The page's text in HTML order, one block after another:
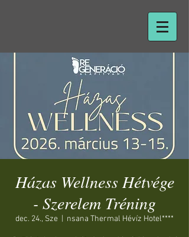
Házas Wellness Hétvége
- Szerelem Tréning
dec. 24., Sze nsana Thermal Hévíz Hotel****